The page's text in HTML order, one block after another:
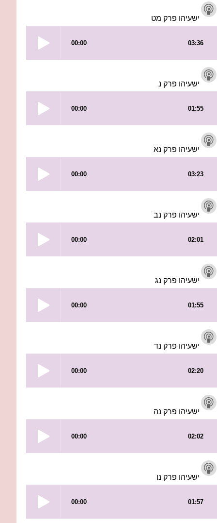
ישעיהו פרק מט
ישעיהו פרק נ
ישעיהו פרק נא
ישעיהו פרק נב
ישעיהו פרק נג
ישעיהו פרק נד
ישעיהו פרק נה
ישעיהו פרק נו